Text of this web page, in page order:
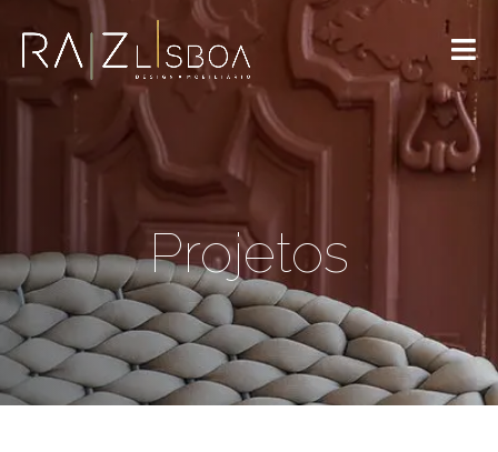
Projetos